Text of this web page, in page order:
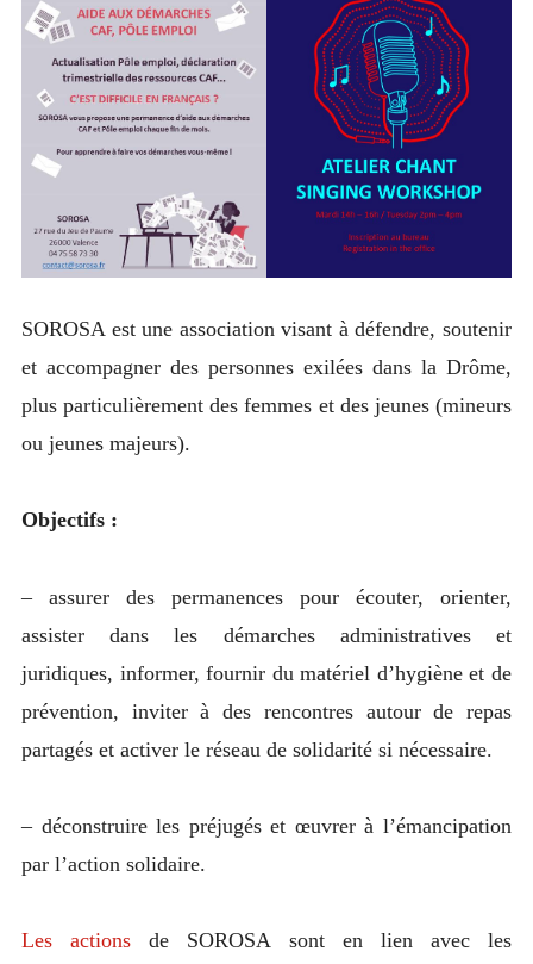
SOROSA est une association visant à défendre, soutenir
et accompagner des personnes exilées dans la Drôme,
plus particulièrement des femmes et des jeunes (mineurs
ou jeunes majeurs).
Objectifs :
– assurer des permanences pour écouter, orienter,
assister dans les démarches administratives et
juridiques, informer, fournir du matériel d’hygiène et de
prévention, inviter à des rencontres autour de repas
partagés et activer le réseau de solidarité si nécessaire.
– déconstruire les préjugés et œuvrer à l’émancipation
par l’action solidaire.
Les actions de SOROSA sont en lien avec les